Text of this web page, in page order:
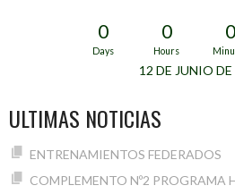
0
Days
0
Hours
0
12 DE JUNIO
ULTIMAS NOTICIAS
ENTRENAMIENTOS FEDERADOS
COMPLEMENTO Nº2